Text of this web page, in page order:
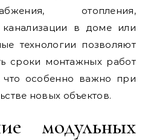
отопления,
в доме или
технологии позволяют
сроки монтажных работ
что особенно важно при
новых объектов.
модульных